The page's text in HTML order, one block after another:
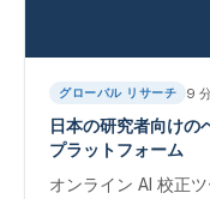
グローバル リサーチ 9
日本の研究者向けの
プラットフォーム
オンライン AI 校正